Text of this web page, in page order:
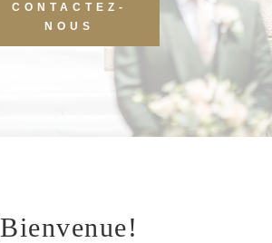
CONTACTEZ-
NOUS
Bienvenue!